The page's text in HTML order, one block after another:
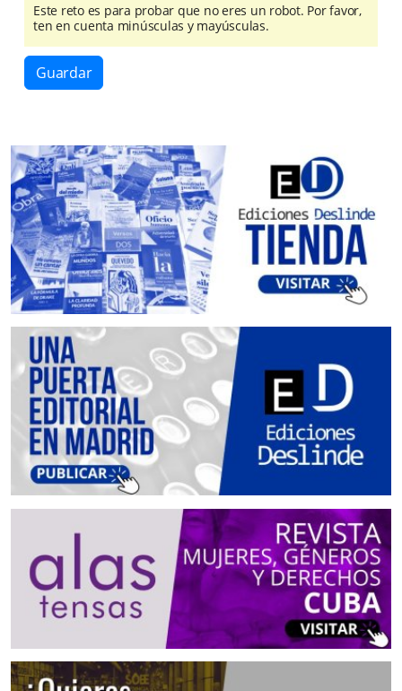
Este reto es para probar que no eres un robot. Por favor,
ten en cuenta minúsculas y mayúsculas.
Guardar